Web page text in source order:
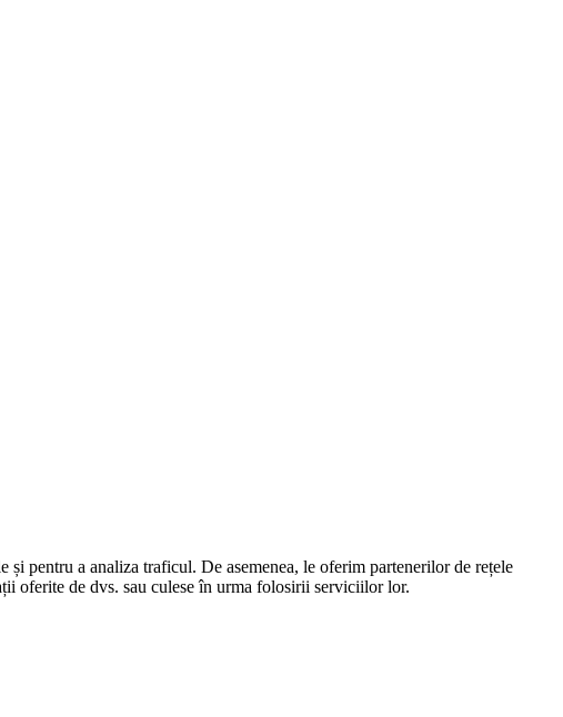
pentru a analiza traficul. De asemenea, le oferim partenerilor de rețele
oferite de dvs. sau culese în urma folosirii serviciilor lor.